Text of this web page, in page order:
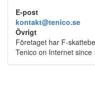
E-post
kontakt@tenico.se
Övrigt
Företaget har F-
Tenico on Internet since